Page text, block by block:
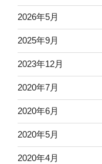
2026年5月
2025年9月
2023年12月
2020年7月
2020年6月
2020年5月
2020年4月